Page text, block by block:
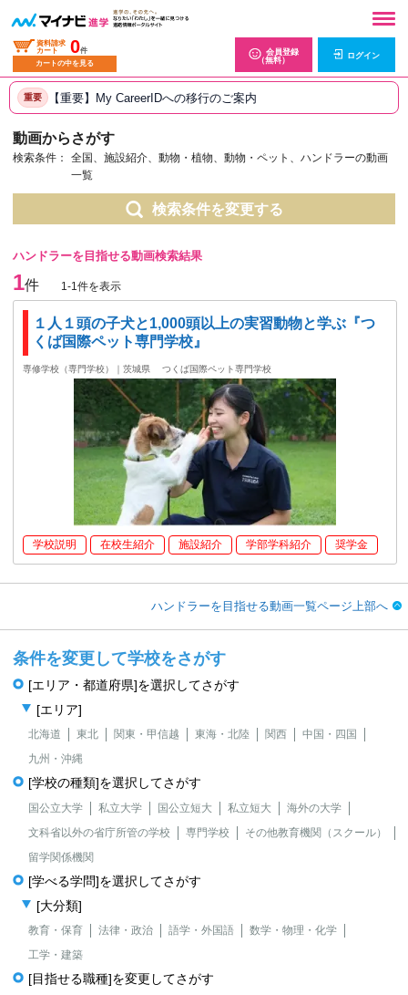
資料請求
カート
0件
カートの中を見る
会員登録
（無料）
ログイン
重要 【重要】My CareerIDへの移行のご案内
動画からさがす
検索条件：
全国、施設紹介、動物・植物、動物・ペット、ハンドラーの動画
一覧
検索条件を変更する
ハンドラーを目指せる動画検索結果
1件 1-1件を表示
１人１頭の子犬と1,000頭以上の実習動物と学ぶ『つ
くば国際ペット専門学校』
専修学校（専門学校）｜茨城県 つくば国際ペット専門学校
学校説明 在校生紹介 施設紹介 学部学科紹介 奨学金
ハンドラーを目指せる動画一覧ページ上部へ
条件を変更して学校をさがす
[エリア・都道府県]を選択してさがす
[エリア]
北海道 東北 関東・甲信越 東海・北陸 関西
中国・四国
九州・沖縄
[学校の種類]を選択してさがす
国公立大学 私立大学 国公立短大 私立短大
海外の大学
文科省以外の省庁所管の学校
専門学校
その他教育機関（スクール）
留学関係機関
[学べる学問]を選択してさがす
[大分類]
教育・保育 法律・政治 語学・外国語
数学・物理・化学
工学・建築
[目指せる職種]を変更してさがす